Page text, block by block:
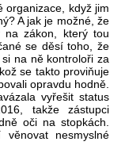
organizace, když jim
A jak je možné, že
na zákon, který tou
se děsí toho, že
na ně kontroloři za
se takto proviňuje
opravdu hodně.
vyřešit status
takže zástupci
oči na stopkách.
nesmyslné